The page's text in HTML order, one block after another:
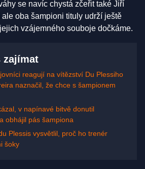
se navíc chystá zčeřit také Jiří
oba šampioni tituly udrží ještě
vzájemného souboje dočkáme.
zajímat
reagují na vítězství Du Plessiho
naznačil, že chce s šampionem
v napínavé bitvě donutil
obhájil pás šampiona
Plessis vysvětlil, proč ho trenér
šoky